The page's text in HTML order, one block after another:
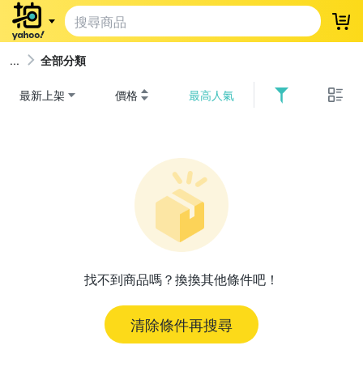
登
全部分類
最新上架 價格 最高人氣
找不到商品嗎？換換其他條件吧！
清除條件再搜尋